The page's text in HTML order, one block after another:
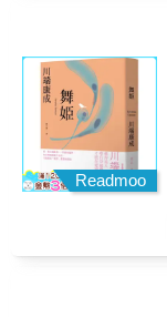
Readmoo